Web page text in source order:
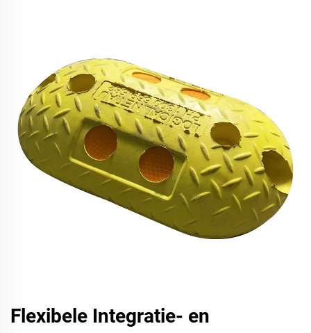
Flexibele Integratie- en